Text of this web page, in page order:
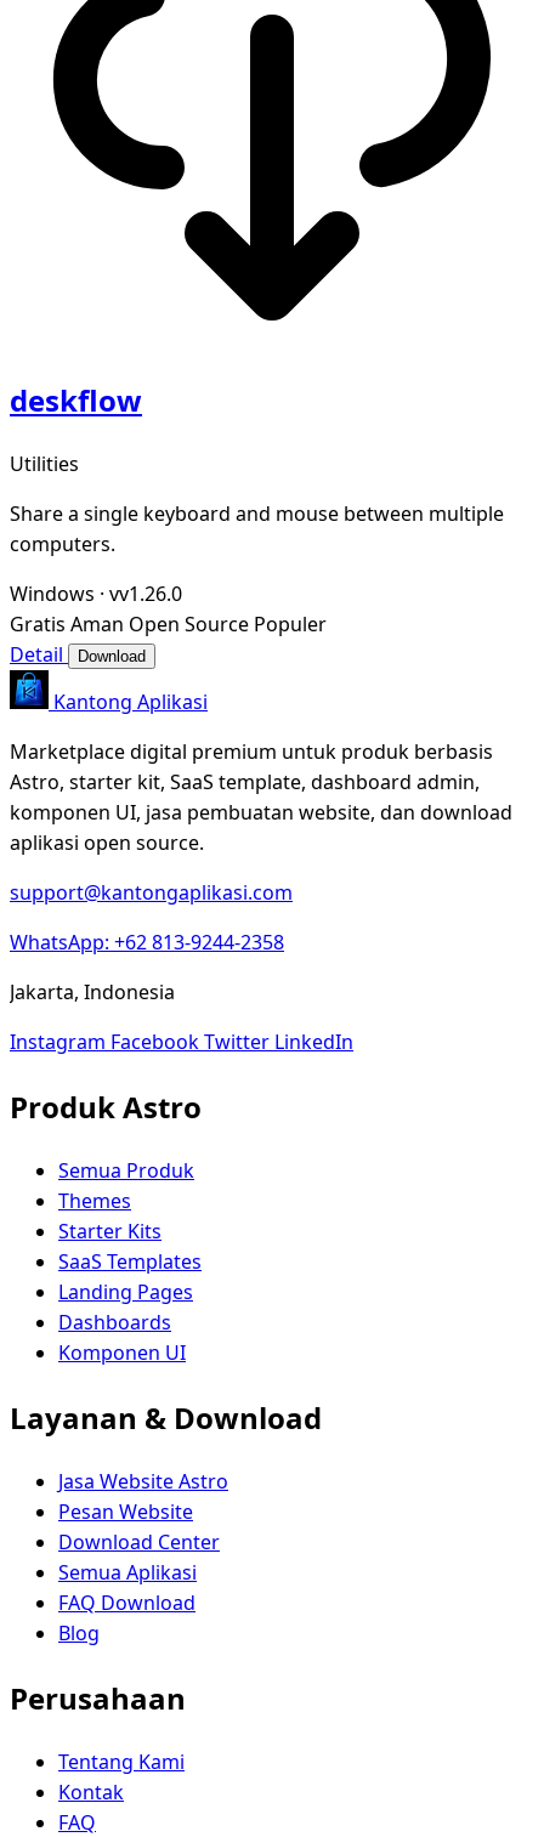
deskflow
Utilities
Share a single keyboard and mouse between multiple
computers.
Windows · vv1.26.0
Gratis Aman Open Source Populer
Detail
Download
Kantong Aplikasi
Marketplace digital premium untuk produk berbasis
Astro, starter kit, SaaS template, dashboard admin,
komponen UI, jasa pembuatan website, dan download
aplikasi open source.
support@kantongaplikasi.com
WhatsApp: +62 813-9244-2358
Jakarta, Indonesia
Instagram FacebookTwitter LinkedIn
Produk Astro
Semua Produk
Themes
Starter Kits
SaaS Templates
Landing Pages
Dashboards
Komponen UI
Layanan & Download
Jasa Website Astro
Pesan Website
Download Center
Semua Aplikasi
FAQ Download
Blog
Perusahaan
Tentang Kami
Kontak
FAQ